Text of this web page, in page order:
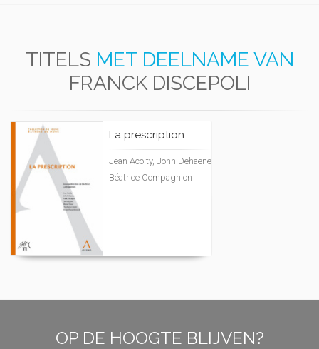
TITELS MET DEELNAME VAN
FRANCK DISCEPOLI
La prescription
Jean Acolty, John Dehaene
Béatrice Compagnion
OP DE HOOGTE BLIJVEN?